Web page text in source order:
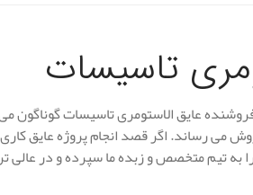
تاسیسات
عایق الاستومری تاسیسات گوناگون
می رساند. اگر قصد انجام پروژه عایق
تیم متخصص و زبده ما سپرده و در عالی